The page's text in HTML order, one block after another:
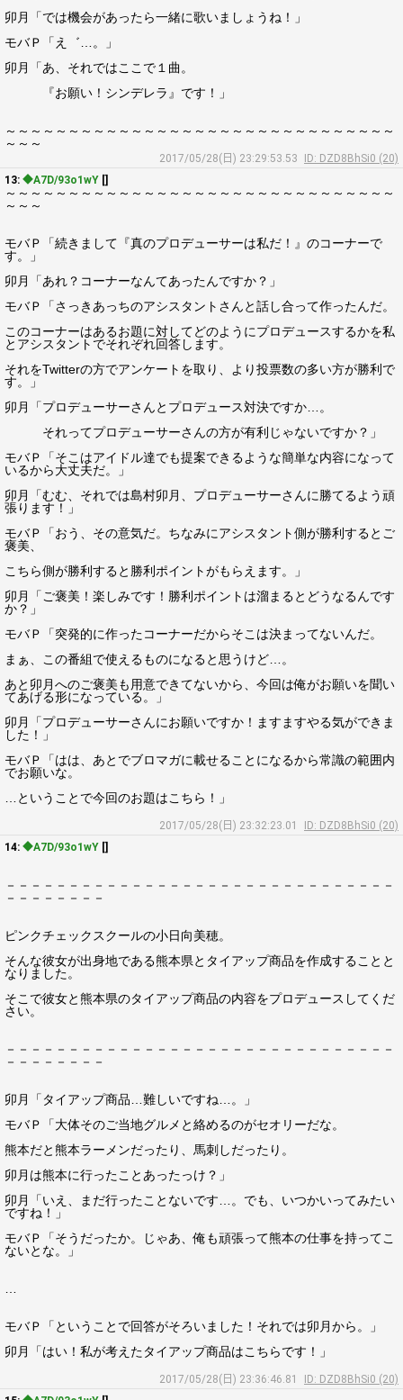
卯月「では機会があったら一緒に歌いましょうね！」
モバＰ「え゛…。」
卯月「あ、それではここで１曲。
『お願い！シンデレラ』です！」
～～～～～～～～～～～～～～～～～～～～～～～～～～～～～～～
～～～
2017/05/28(日) 23:29:53.53
ID: DZD8BhSi0 (20)
13: ◆A7D/93o1wY []
～～～～～～～～～～～～～～～～～～～～～～～～～～～～～～～
～～～
モバＰ「続きまして『真のプロデューサーは私だ！』のコーナーで
す。」
卯月「あれ？コーナーなんてあったんですか？」
モバＰ「さっきあっちのアシスタントさんと話し合って作ったんだ。
このコーナーはあるお題に対してどのようにプロデュースするかを私
とアシスタントでそれぞれ回答します。
それをTwitterの方でアンケートを取り、より投票数の多い方が勝利で
す。」
卯月「プロデューサーさんとプロデュース対決ですか…。
それってプロデューサーさんの方が有利じゃないですか？」
モバＰ「そこはアイドル達でも提案できるような簡単な内容になって
いるから大丈夫だ。」
卯月「むむ、それでは島村卯月、プロデューサーさんに勝てるよう頑
張ります！」
モバＰ「おう、その意気だ。ちなみにアシスタント側が勝利するとご
褒美、
こちら側が勝利すると勝利ポイントがもらえます。」
卯月「ご褒美！楽しみです！勝利ポイントは溜まるとどうなるんです
か？」
モバＰ「突発的に作ったコーナーだからそこは決まってないんだ。
まぁ、この番組で使えるものになると思うけど…。
あと卯月へのご褒美も用意できてないから、今回は俺がお願いを聞い
てあげる形になっている。」
卯月「プロデューサーさんにお願いですか！ますますやる気ができま
した！」
モバＰ「はは、あとでブロマガに載せることになるから常識の範囲内
でお願いな。
…ということで今回のお題はこちら！」
2017/05/28(日) 23:32:23.01
ID: DZD8BhSi0 (20)
14: ◆A7D/93o1wY []
－－－－－－－－－－－－－－－－－－－－－－－－－－－－－－－
－－－－－－－－
ピンクチェックスクールの小日向美穂。
そんな彼女が出身地である熊本県とタイアップ商品を作成することと
なりました。
そこで彼女と熊本県のタイアップ商品の内容をプロデュースしてくだ
さい。
－－－－－－－－－－－－－－－－－－－－－－－－－－－－－－－
－－－－－－－－
卯月「タイアップ商品…難しいですね…。」
モバＰ「大体そのご当地グルメと絡めるのがセオリーだな。
熊本だと熊本ラーメンだったり、馬刺しだったり。
卯月は熊本に行ったことあったっけ？」
卯月「いえ、まだ行ったことないです…。でも、いつかいってみたい
ですね！」
モバＰ「そうだったか。じゃあ、俺も頑張って熊本の仕事を持ってこ
ないとな。」
モバＰ「ということで回答がそろいました！それでは卯月から。」
卯月「はい！私が考えたタイアップ商品はこちらです！」
2017/05/28(日) 23:36:46.81
ID: DZD8BhSi0 (20)